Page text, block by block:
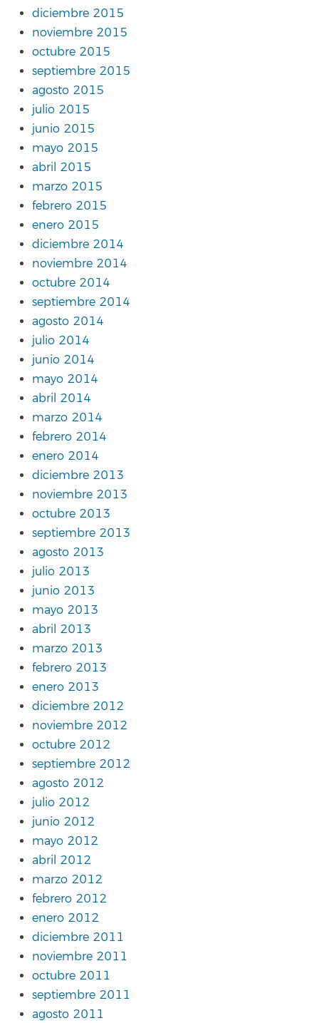
diciembre 2015
noviembre 2015
octubre 2015
septiembre 2015
agosto 2015
julio 2015
junio 2015
mayo 2015
abril 2015
marzo 2015
febrero 2015
enero 2015
diciembre 2014
noviembre 2014
octubre 2014
septiembre 2014
agosto 2014
julio 2014
junio 2014
mayo 2014
abril 2014
marzo 2014
febrero 2014
enero 2014
diciembre 2013
noviembre 2013
octubre 2013
septiembre 2013
agosto 2013
julio 2013
junio 2013
mayo 2013
abril 2013
marzo 2013
febrero 2013
enero 2013
diciembre 2012
noviembre 2012
octubre 2012
septiembre 2012
agosto 2012
julio 2012
junio 2012
mayo 2012
abril 2012
marzo 2012
febrero 2012
enero 2012
diciembre 2011
noviembre 2011
octubre 2011
septiembre 2011
agosto 2011